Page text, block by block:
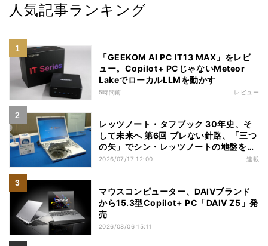
人気記事ランキング
「GEEKOM AI PC IT13 MAX」をレビ
ュー。Copilot+ PCじゃないMeteor
LakeでローカルLLMを動かす
5時間前 レビュー
レッツノート・タフブック 30年史、そ
して未来へ 第6回 ブレない針路、「三つ
の矢」でシン・レッツノートの地盤を築
く
2026/07/17 12:00 連載
マウスコンピューター、DAIVブランド
から15.3型Copilot+ PC「DAIV Z5」発
売
2026/08/06 15:11